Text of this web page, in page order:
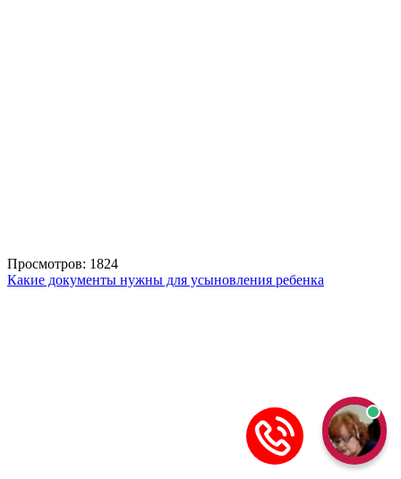
Просмотров: 1824
Какие документы нужны для усыновления ребенка